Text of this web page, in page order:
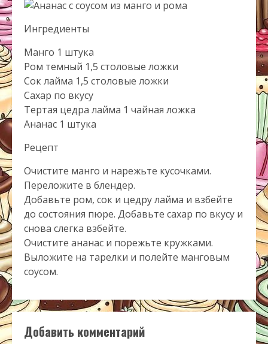
Ингредиенты
Манго 1 штука
Ром темный 1,5 столовые ложки
Сок лайма 1,5 столовые ложки
Сахар по вкусу
Тертая цедра лайма 1 чайная ложка
Ананас 1 штука
Рецепт
Очистите манго и нарежьте кусочками.
Переложите в блендер.
Добавьте ром, сок и цедру лайма и взбейте
до состояния пюре. Добавьте сахар по вкусу и
снова слегка взбейте.
Очистите ананас и порежьте кружками.
Выложите на тарелки и полейте манговым
соусом.
Добавить комментарий